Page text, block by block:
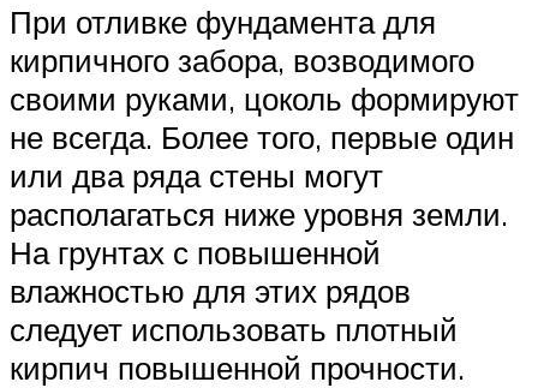
При отливке фундамента для
кирпичного забора, возводимого
своими руками, цоколь формируют
не всегда. Более того, первые один
или два ряда стены могут
располагаться ниже уровня земли.
На грунтах с повышенной
влажностью для этих рядов
следует использовать плотный
кирпич повышенной прочности.